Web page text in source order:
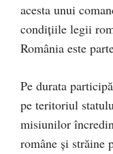
acesta unui
condițiile legii
România este
Pe durata
pe teritoriul
misiunilor
române și străine